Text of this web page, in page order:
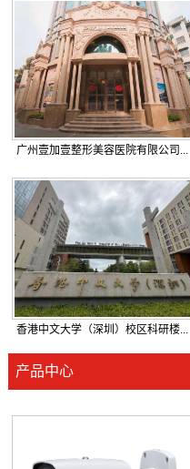
广州壹加壹整形美容医院有限公司...
香港中文大学（深圳）校区科研楼...
产品中心